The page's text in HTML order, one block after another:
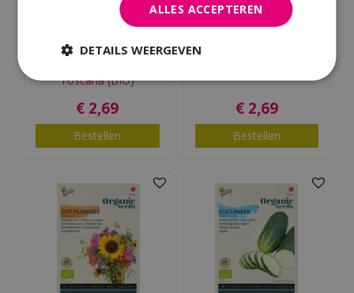
Buzzy® Organic
Toscana (BIO)
€ 2,69
Bestellen
Buzzy® Organic Radijs
€ 2,69
Bestellen
ALLES ACCEPTEREN
DETAILS WEERGEVEN